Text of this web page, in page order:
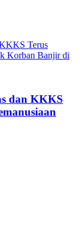
dan KKKS